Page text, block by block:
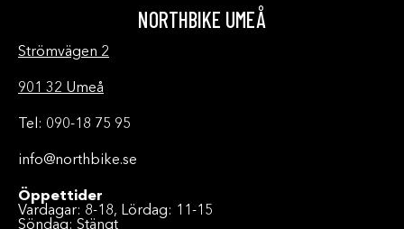
NORTHBIKE UMEÅ
Strömvägen 2
901 32 Umeå
Tel: 090-18 75 95
info@northbike.se
Öppettider
Vardagar: 8-18, Lördag: 11-15
Söndag: Stängt